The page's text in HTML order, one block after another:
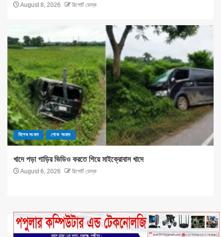
August 8, 2026 রিপোর্ট ডেস্ক
বিশেষ সংবাদ শোক সংবাদ
খাদে পড়া গাড়ির ভিডিও করতে গিয়ে মাইক্রোবাস খাদে
August 6, 2026 রিপোর্ট ডেস্ক